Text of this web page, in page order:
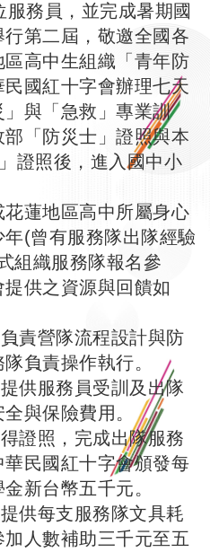
服務員，並完成暑期國
第二屆，敬邀全國各
高中生組織「青年防
國紅十字會辦理七天
與「急救」專業訓
「防災士」證照與本
證照後，進入國中小
蓮地區高中所屬身心
(曾有服務隊出隊經驗
組織服務隊報名參
供之資源與回饋如
責營隊流程設計與防
負責操作執行。
供服務員受訓及出隊
與保險費用。
證照，完成出隊服務
民國紅十字會頒發每
新台幣五千元。
供每支服務隊文具耗
人數補助三千元至五